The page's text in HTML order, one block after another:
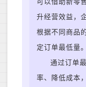
可以借助新零
升经营效益，
根据不同商品
定订单最低量。
通过订单
率、降低成本